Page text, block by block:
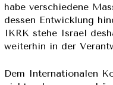
habe verschiedene
dessen Entwicklung
IKRK stehe Israel
weiterhin in der
Dem Internationalen